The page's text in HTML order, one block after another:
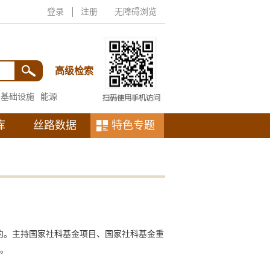
登录 注册 无障碍浏览
高级检索
基础设施 能源
丝路数据 特色专题
主持国家社科基金项目、国家社科基金重